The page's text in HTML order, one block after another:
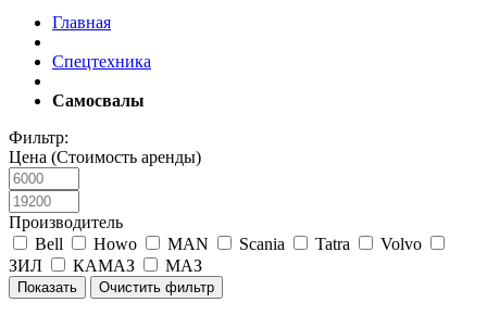
Главная
Спецтехника
Самосвалы
Фильтр:
Цена (Стоимость аренды)
Производитель
Bell
Howo MAN Scania Tatra
Volvo
ЗИЛ
КАМАЗ МАЗ